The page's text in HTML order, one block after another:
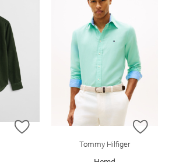
ZUR WUNSCHLISTE HINZUFÜGEN
ZUR
Tommy Hilfiger